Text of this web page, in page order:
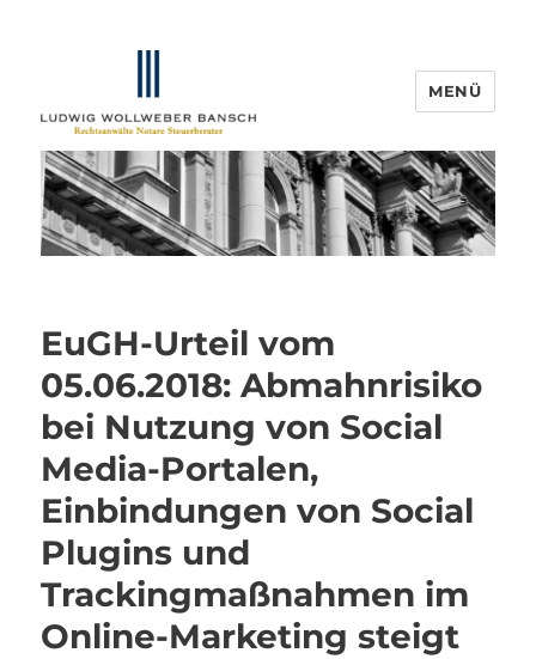
IP-Blogger.de
MENÜ
EuGH-Urteil vom
05.06.2018: Abmahnrisiko
bei Nutzung von Social
Media-Portalen,
Einbindungen von Social
Plugins und
Trackingmaßnahmen im
Online-Marketing steigt